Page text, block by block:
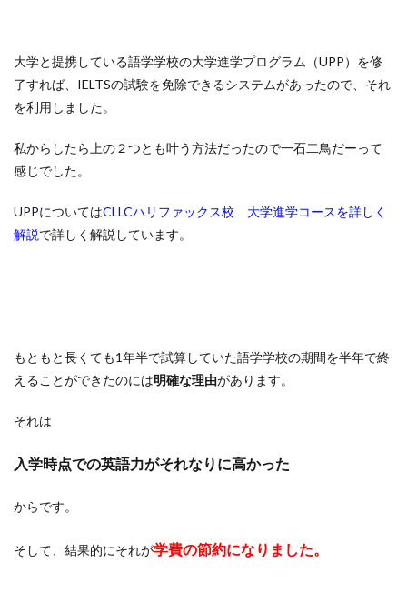
大学と提携している語学学校の大学進学プログラム（UPP）を修
了すれば、IELTSの試験を免除できるシステムがあったので、それ
を利用しました。
私からしたら上の２つとも叶う方法だったので一石二鳥だーって
感じでした。
UPPについてはCLLCハリファックス校 大学進学コースを詳しく
解説で詳しく解説しています。
もともと長くても1年半で試算していた語学学校の期間を半年で終
えることができたのには明確な理由があります。
それは
入学時点での英語力がそれなりに高かった
からです。
そして、結果的にそれが学費の節約になりました。